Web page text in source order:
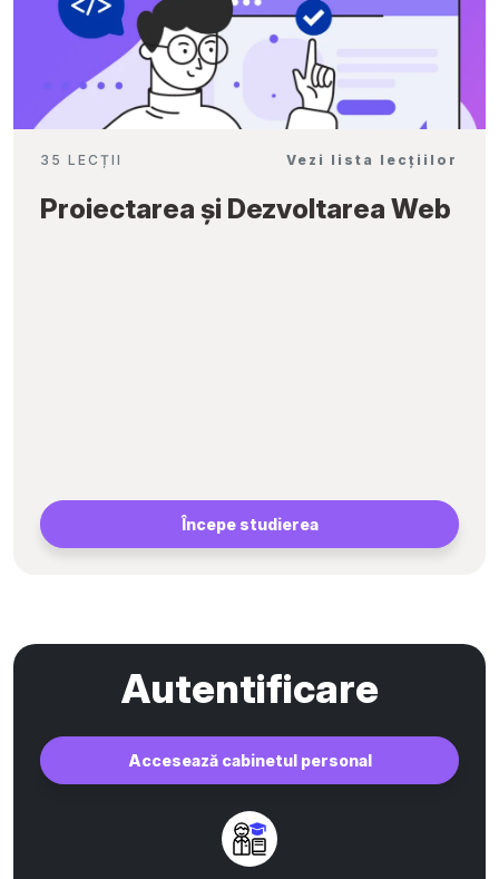
35 LECȚII Vezi lista lecțiilor
Proiectarea și Dezvoltarea Web
Începe studierea
Autentificare
Accesează cabinetul personal